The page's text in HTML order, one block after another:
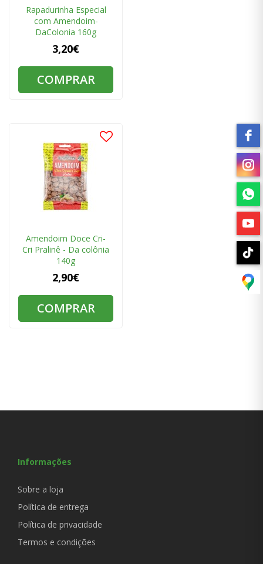
Rapadurinha Especial
com Amendoim-
DaColonia 160g
3,20€
COMPRAR
Amendoim Doce Cri-
Cri Pralinê - Da colônia
140g
2,90€
COMPRAR
Informações
Sobre a loja
Política de entrega
Política de privacidade
Termos e condições